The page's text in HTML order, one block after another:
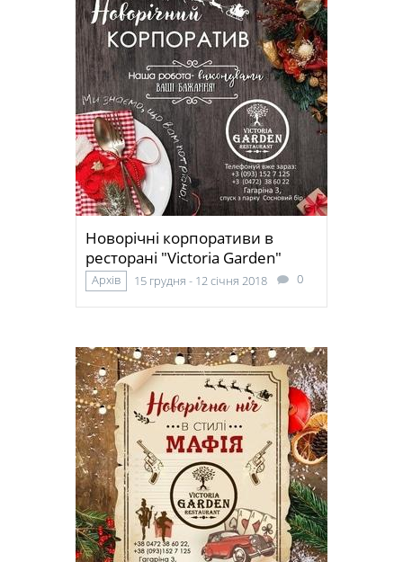
Новорічні корпоративи в
ресторані "Victoria Garden"
Архів 15 грудня - 12 січня 2018 0